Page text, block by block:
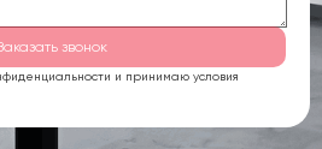
звонок
и принимаю условия